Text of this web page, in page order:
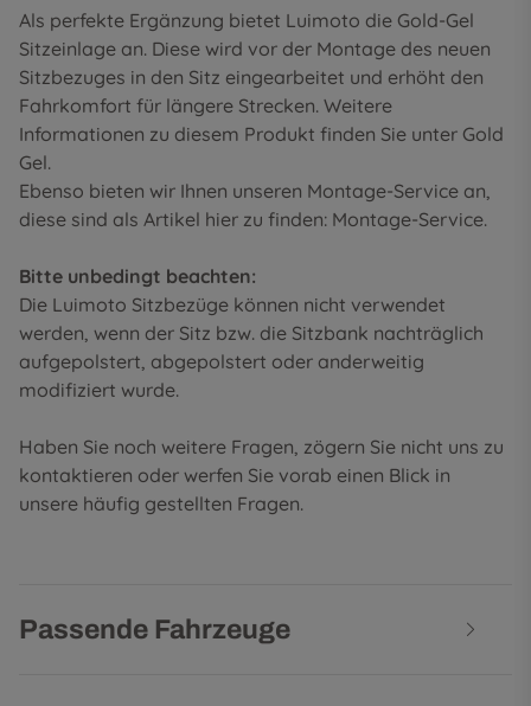
Als perfekte Ergänzung bietet Luimoto die Gold-Gel
Sitzeinlage an. Diese wird vor der Montage des neuen
Sitzbezuges in den Sitz eingearbeitet und erhöht den
Fahrkomfort für längere Strecken. Weitere
Informationen zu diesem Produkt finden Sie unter Gold
Gel.
Ebenso bieten wir Ihnen unseren Montage-Service an,
diese sind als Artikel hier zu finden: Montage-Service.
Bitte unbedingt beachten:
Die Luimoto Sitzbezüge können nicht verwendet
werden, wenn der Sitz bzw. die Sitzbank nachträglich
aufgepolstert, abgepolstert oder anderweitig
modifiziert wurde.
Haben Sie noch weitere Fragen, zögern Sie nicht uns zu
kontaktieren oder werfen Sie vorab einen Blick in
unsere häufig gestellten Fragen.
Passende Fahrzeuge